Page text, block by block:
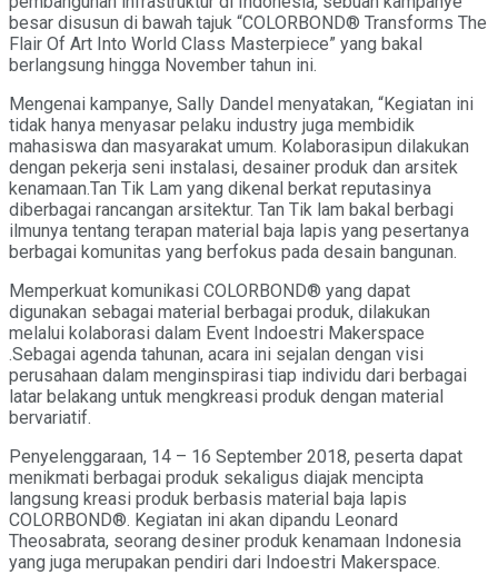
besar disusun di bawah tajuk “COLORBOND® Transforms The
Flair Of Art Into World Class Masterpiece” yang bakal
berlangsung hingga November tahun ini.
Mengenai kampanye, Sally Dandel menyatakan, “Kegiatan ini
tidak hanya menyasar pelaku industry juga membidik
mahasiswa dan masyarakat umum. Kolaborasipun dilakukan
dengan pekerja seni instalasi, desainer produk dan arsitek
kenamaan.Tan Tik Lam yang dikenal berkat reputasinya
diberbagai rancangan arsitektur. Tan Tik lam bakal berbagi
ilmunya tentang terapan material baja lapis yang pesertanya
berbagai komunitas yang berfokus pada desain bangunan.
Memperkuat komunikasi COLORBOND® yang dapat
digunakan sebagai material berbagai produk, dilakukan
melalui kolaborasi dalam Event Indoestri Makerspace
.Sebagai agenda tahunan, acara ini sejalan dengan visi
perusahaan dalam menginspirasi tiap individu dari berbagai
latar belakang untuk mengkreasi produk dengan material
bervariatif.
Penyelenggaraan, 14 – 16 September 2018, peserta dapat
menikmati berbagai produk sekaligus diajak mencipta
langsung kreasi produk berbasis material baja lapis
COLORBOND®. Kegiatan ini akan dipandu Leonard
Theosabrata, seorang desiner produk kenamaan Indonesia
yang juga merupakan pendiri dari Indoestri Makerspace.